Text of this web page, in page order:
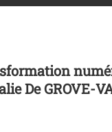
De GROVE-